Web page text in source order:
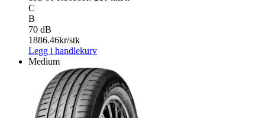
C
B
70 dB
1886.46kr/stk
Legg i handlekurv
Medium